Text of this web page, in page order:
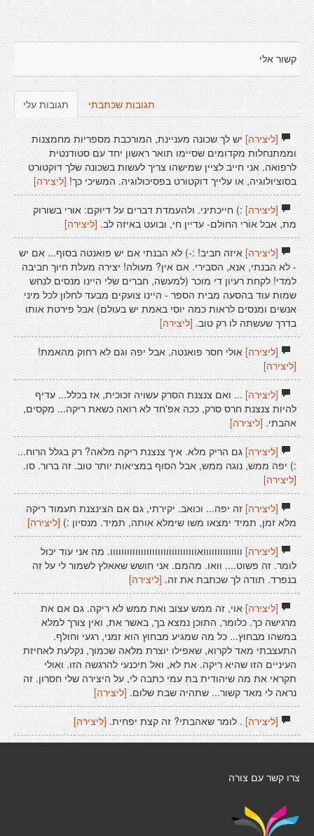
קשור אלי
תגובות עלי תגובות שכתבתי
[ליצירה]יש לך שכונה מעניינת, המורכבת מספריות מחמצנות
וממתנחלות מקדומים שסיימו תואר ראשון יחד עם סטודנטית
לרפואה. אני חייב לציין שמישהו צריך לעשות בשכונה שלך דוקטורט
בסוציולוגיה, או עלייך דוקטורט בפסיכולוגיה. המשיכי כך![ליצירה]
[ליצירה]:) חייכתיני. ולהעמדת דברים על דיוקם: אוּרי בשורוק
מת, אבל אוֹרי החולם- עדיין חי, ובועט באיזה לב.[ליצירה]
[ליצירה]איזה חביב! :-) לא הבנתי אם יש פואנטה בסוף... אם יש
- לא הבנתי, אנא, הסבירי. אם אין? מעולה! יצירה מעלת חיוך חביבה
למדי! לקחת רעיון די מוכר (למעשה, חברים שלי היינו מנסים לנחש
שמות עוד בהסעה מבית הספר - היינו צועקים מבעד לחלון לכל מיני
אנשים ומנסים לראות כמה יוסי באמת יש בעולם) אבל פירטת אותו
בדרך שעשתה לו רק טוב. [ליצירה]
[ליצירה]אולי חסר פואנטה, אבל יפה וגם לא רחוק מהאמת!
[ליצירה]
[ליצירה]... ואם צנצנת הסרק עשויה זכוכית, אז בכלל... עדיף
להיות צנצנת חרס סרק, ככה אפ'חד לא רואה כשאת ריקה... מקסים,
אהבתי. [ליצירה]
[ליצירה]גם הריק מלא. איך צנצנת ריקה מלאה? רק בגלל הרוח...
:) יפה ממש, נוגה ממש, אבל הסוף במציאות יותר טוב. זה ברור. סו.
[ליצירה]
[ליצירה]זה יפה... וכואב. יקירתי, גם אם הצינצנת תעמוד ריקה
מלא זמן, תמיד ימצאו משו שימלא אותה, תמיד. מנסיון :) [ליצירה]
[ליצירה]וווווווווווווואווווווווווווווווווווווווווווווו. מה אני עוד יכול
לומר. זה פשוט.... וואו. מהמם. אני חושש שאאלץ לשמור לי על זה
בנפרד. תודה לך שכתבת את זה. [ליצירה]
[ליצירה]אוי, זה ממש עצוב ואת ממש לא ריקה. גם אם את
מרגישה כך. כלומר, התוכן נמצא בך, באשר את, ואין צורך למלא
במשהו מבחוץ... כל מה שמגיע מבחוץ הוא זמני, רגעי וחולף.
התעצבתי מאד לקרוא, שאפילו יוצרת מלאה שכמוך, נקלעת לאחיזת
העיניים הזו שהיא ריקה. את לא, ואל תיכנעי להרגשה הזו. ואולי
תקראי את מה שיהודית בת עמי כתבה לי, על היצירה שלי חסרון. זה
נראה לי מאד קשור... שתהיה שבת שלום.[ליצירה]
[ליצירה]. לומר שאהבתי? זה קצת יפחית.[ליצירה]
צרו קשר עם צורה